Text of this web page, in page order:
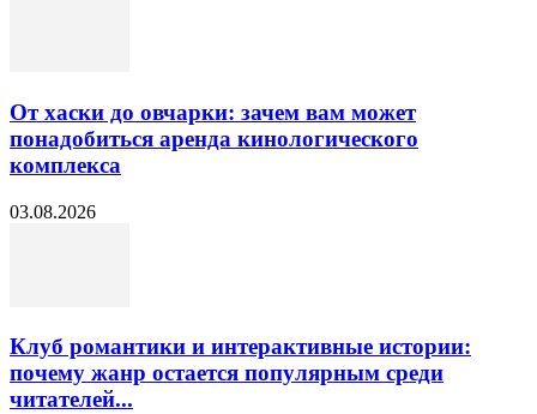
От хаски до овчарки: зачем вам может
понадобиться аренда кинологического
комплекса
03.08.2026
Клуб романтики и интерактивные истории:
почему жанр остается популярным среди
читателей...